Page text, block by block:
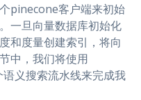
pinecone客户端来初始
一旦向量数据库初始化
和度量创建索引，将向
中，我们将使用
义搜索流水线来完成我